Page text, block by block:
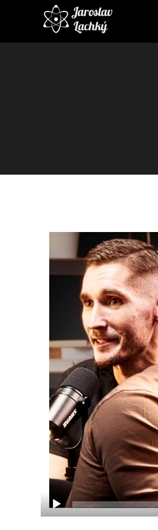
Video
prehrávač